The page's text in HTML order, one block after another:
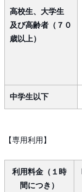
高校生、大学生
及び高齢者（７０
歳以上）
中学生以下
【専用利用】
利用料金（１時
間につき）